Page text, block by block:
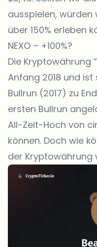
ausspielen, würden
über 150% erleben
NEXO – +100%?
Die Kryptowährung
Anfang 2018 und
Bullrun (2017) zu
ersten Bullrun
All-Zeit-Hoch von
können. Doch wie
der Kryptowährung